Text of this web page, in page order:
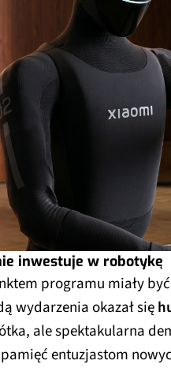
inwestuje w robotykę
programu miały
wydarzenia okazał się
ale spektakularna
entuzjastom